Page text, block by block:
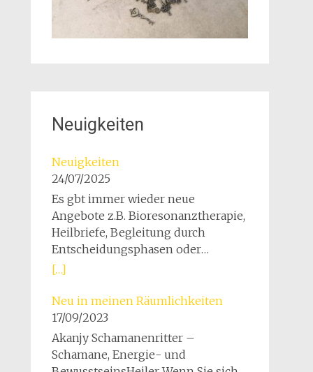
Neuigkeiten
Neuigkeiten
24/07/2025
Es gbt immer wieder neue
Angebote z.B. Bioresonanztherapie,
Heilbriefe, Begleitung durch
Entscheidungsphasen oder
persönliche Krisen Wir suchen Ein
Leben Menschen und Tiere im
Miteinander zu unterstützen.
Gerne würden wir hier im schönen
Ortenaukreis einen klenen
Bauernhof für unseren Heilplatz für
[…]
Neu in meinen Räumlichkeiten
17/09/2023
Akanjy Schamanenritter –
Schamane, Energie- und